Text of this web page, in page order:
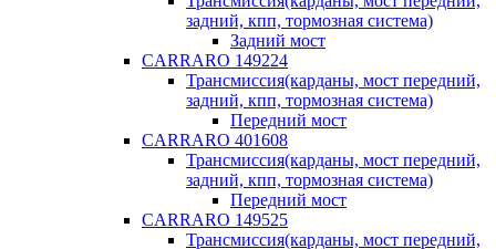
задний, кпп, тормозная система)
Задний мост
CARRARO 149224
Трансмиссия(карданы, мост передний,
задний, кпп, тормозная система)
Передний мост
CARRARO 401608
Трансмиссия(карданы, мост передний,
задний, кпп, тормозная система)
Передний мост
CARRARO 149525
Трансмиссия(карданы, мост передний,